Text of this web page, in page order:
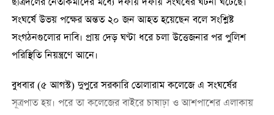
বোরহানউদ্দিন থানার ভারপ্রাপ্ত কর্মকর্তা (ওসি) মো. মনিরুজ্জামান
বলেন, মামলা দায়েরের পরপরই অভিযান চালিয়ে ঘটনায় জড়িত ১৬
থেকে ১৭ বছর বয়সী তিন কিশোরকে গ্রেপ্তার করে আদালতে সোপর্দ
করা হয়েছে। বাকি অভিযুক্তদের গ্রেপ্তার এবং মামলার তদন্ত কার্যক্রম
চলমান রয়েছে।
সংঘর্ষে উভয় পক্ষের অন্তত ২০ জন আহত হয়েছেন বলে সংশ্লিষ্ট
সংগঠনগুলোর দাবি। প্রায় দেড় ঘণ্টা ধরে চলা উত্তেজনার পর পুলিশ
পরিস্থিতি নিয়ন্ত্রণে আনে।
বুধবার (৫ আগস্ট) দুপুরে সরকারি তোলারাম কলেজে এ সংঘর্ষের
সূত্রপাত হয়। পরে তা কলেজের বাইরে চাষাঢ়া ও আশপাশের এলাকায়